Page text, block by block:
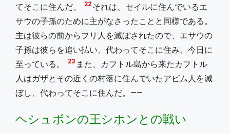
てそこに住んだ。
22 それは、セイルに住んでいるエ
サウの子孫のために主がなさったことと同様である。
主は彼らの前からフリ人を滅ぼされたので、エサウの
子孫は彼らを追い払い、代わってそこに住み、今日に
至っている。
23 また、カフトル島から来たカフトル
人はガザとその近くの村落に住んでいたアビム人を滅
ぼし、代わってそこに住んだ。――
ヘシュボンの王シホンとの戦い